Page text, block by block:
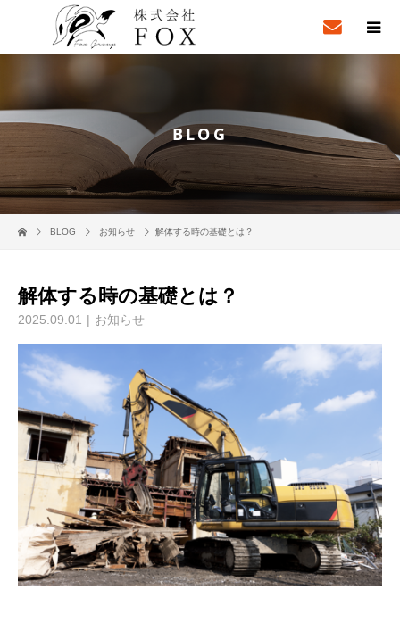
BLOG
BLOG お知らせ 解体する時の基礎とは？
解体する時の基礎とは？
2025.09.01 お知らせ